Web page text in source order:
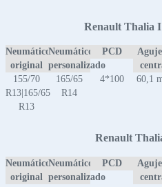
Renault Thalia
Neumático
original
Neumático
personalizado
PCD
155/70
R13|165/65
R13
165/65
R14
4*100 60,1
Renault
Neumático
original
Neumático
personalizado
PCD